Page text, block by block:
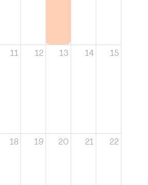
11 12 13 14 15
18 19 20 21 22